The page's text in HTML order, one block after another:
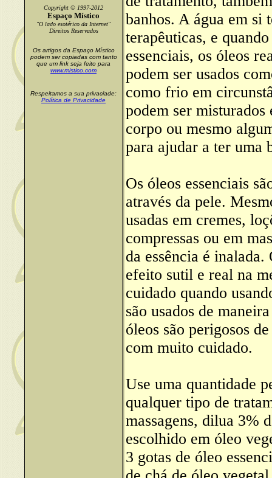
Copyright © 1997-2012
Espaço Místico
"O lado esotérico da Internet"
Direitos Reservados
Os artigos da Espaço Místico
podem ser copiadas com tanto
que um link seja feito para
www.mistico.com
Respeitamos a sua privaciade:
Política de Privacidade
banhos. A água em si
terapêuticas, e
essenciais, os óleos
podem ser usados
como frio em
podem ser
corpo ou mesmo
para ajudar a ter uma
Os óleos essenciais
através da pele.
usadas em cremes,
compressas ou em
da essência é
efeito sutil e real na
cuidado quando
são usados de
óleos são perigosos
com muito cuidado.
Use uma quantidade
qualquer tipo de
massagens, dilua 3%
escolhido em óleo
3 gotas de óleo